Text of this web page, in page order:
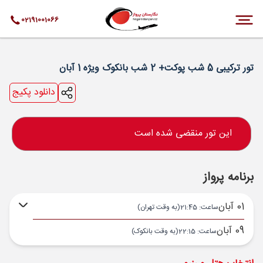
02191001066
تور ترکیبی 5 شب پوکت+ 2 شب بانکوک ویژه 1 آبان
دانلود پکیج
این تور منقضی شده است
برنامه پرواز
01 آبان ساعت: 21:45 (به وقت تهران)
09 آبان ساعت: 22:15 (به وقت بانکوک)